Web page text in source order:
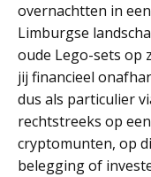
overnachtten in
Limburgse
oude Lego-sets op
jij financieel
dus als particulier
rechtstreeks op
cryptomunten, op
belegging of